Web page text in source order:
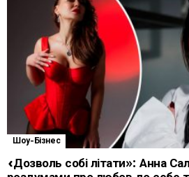
Шоу-Бізнес
«Дозволь собі літати»: Анна